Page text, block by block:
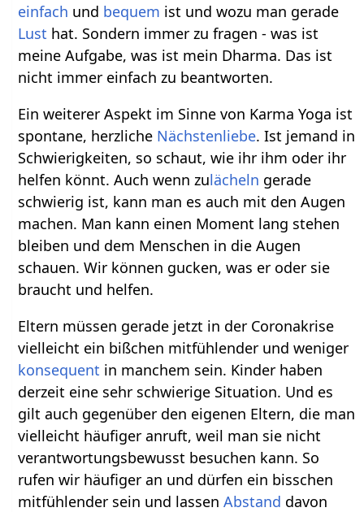
einfach und bequem ist und wozu man gerade
Lust hat. Sondern immer zu fragen - was ist
meine Aufgabe, was ist mein Dharma. Das ist
nicht immer einfach zu beantworten.
Ein weiterer Aspekt im Sinne von Karma Yoga ist
spontane, herzliche Nächstenliebe. Ist jemand in
Schwierigkeiten, so schaut, wie ihr ihm oder ihr
helfen könnt. Auch wenn zulächeln gerade
schwierig ist, kann man es auch mit den Augen
machen. Man kann einen Moment lang stehen
bleiben und dem Menschen in die Augen
schauen. Wir können gucken, was er oder sie
braucht und helfen.
Eltern müssen gerade jetzt in der Coronakrise
vielleicht ein bißchen mitfühlender und weniger
konsequent in manchem sein. Kinder haben
derzeit eine sehr schwierige Situation. Und es
gilt auch gegenüber den eigenen Eltern, die man
vielleicht häufiger anruft, weil man sie nicht
verantwortungsbewusst besuchen kann. So
rufen wir häufiger an und dürfen ein bisschen
mitfühlender sein und lassenAbstand davon